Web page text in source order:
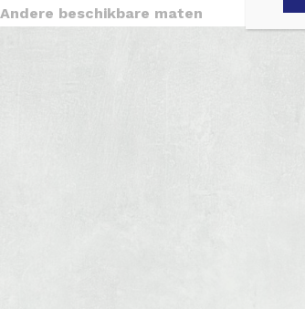
Andere beschikbare maten